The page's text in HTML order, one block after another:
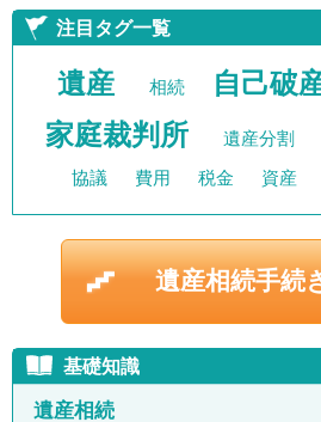
注目タグ一覧
遺産 相続 自己破
家庭裁判所
遺産分割
協議 費用 税金 資産
遺産相続手続
基礎知識
遺産相続